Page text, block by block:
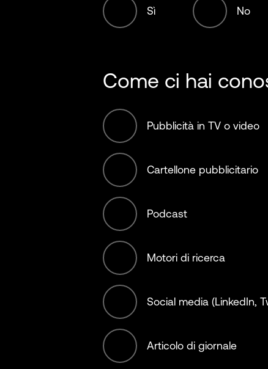
1001-5000
10,001+
Food, beverage
Hospitality
Infrastructure
International
Manufacturing
Materials
Municipality,
Sì No
Come ci hai
Pubblicità in TV o video
Cartellone pubblicitario
Podcast
Motori di ricerca
Social media (LinkedIn,
Articolo di giornale